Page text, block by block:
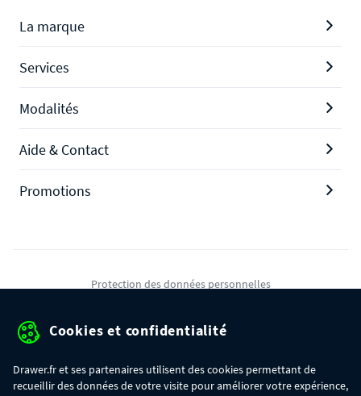
La marque
Services
Modalités
Aide & Contact
Promotions
Protection des données personnelles
Gérer mes cookies
Cookies et confidentialité
Drawer.fr et ses partenaires utilisent des cookies permettant de
recueillir des données de votre visite pour améliorer votre expérience,